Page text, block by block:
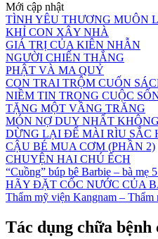
Mới cập nhật
TÌNH YÊU THƯƠNG MUÔN
KHỈ CON XÂY NHÀ
GIÁ TRỊ CỦA KIÊN NHẪN
NGƯỜI CHIẾN THẮNG
PHẬT VÀ MA QUỶ
CON TRAI TRỘM CUỐN
NIỀM TIN TRONG CUỘC
TẶNG MỘT VẦNG TRĂNG
MÓN NỢ DUY NHẤT
DỪNG LẠI ĐỂ MÀI RÌU SẮC
CẬU BÉ MUA CƠM (PHẦN 2)
CHUYỆN HAI CHÚ ẾCH
“Cuồng” búp bê Barbie – bà mẹ
HÃY ĐẶT CỐC NƯỚC CỦA
Thẩm mỹ viện Kangnam –
Tác dụng chữa bệnh